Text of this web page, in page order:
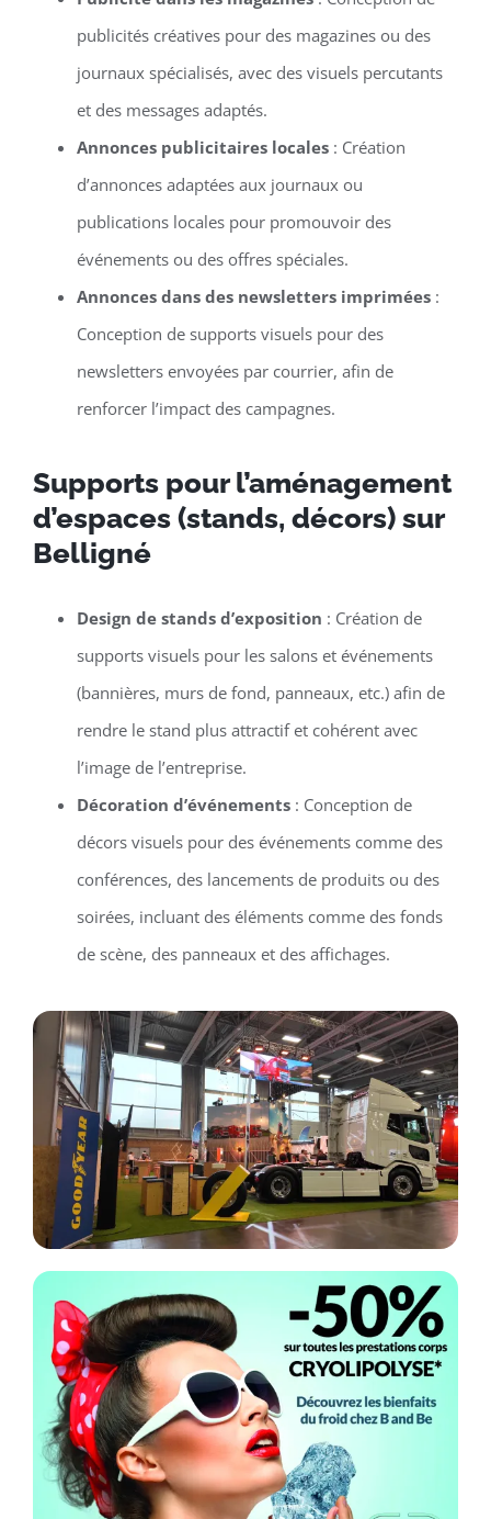
publicités créatives pour des magazines ou des
journaux spécialisés, avec des visuels percutants
et des messages adaptés.
Annonces publicitaires locales: Création
d’annonces adaptées aux journaux ou
publications locales pour promouvoir des
événements ou des offres spéciales.
Annonces dans des newsletters imprimées:
Conception de supports visuels pour des
newsletters envoyées par courrier, afin de
renforcer l’impact des campagnes.
Supports pour l’aménagement
d’espaces (stands, décors) sur
Belligné
Design de stands d’exposition : Création de
supports visuels pour les salons et événements
(bannières, murs de fond, panneaux, etc.) afin de
rendre le stand plus attractif et cohérent avec
l’image de l’entreprise.
Décoration d’événements: Conception de
décors visuels pour des événements comme des
conférences, des lancements de produits ou des
soirées, incluant des éléments comme des fonds
de scène, des panneaux et des affichages.